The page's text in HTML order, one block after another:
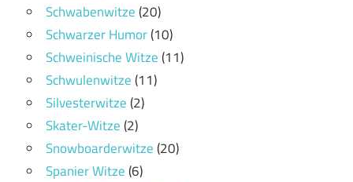
Schwabenwitze(20)
Schwarzer Humor(10)
Schweinische Witze(11)
Schwulenwitze(11)
Silvesterwitze(2)
Skater-Witze(2)
Snowboarderwitze(20)
Spanier Witze(6)